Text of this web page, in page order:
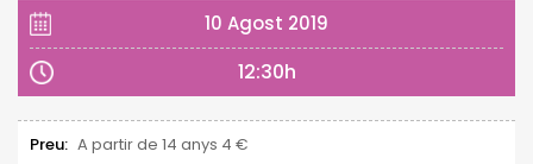
10 Agost 2019
12:30h
Preu: A partir de 14 anys 4 €